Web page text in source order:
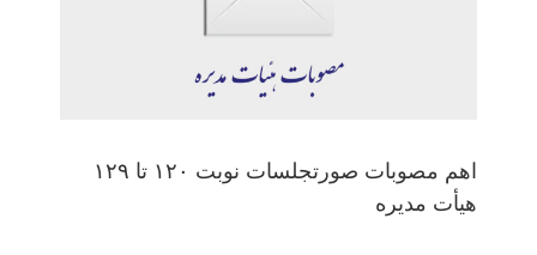
اهم مصوبات صورتجلسات نوبت ۱۲۰ تا ۱۲۹
هیأت مدیره